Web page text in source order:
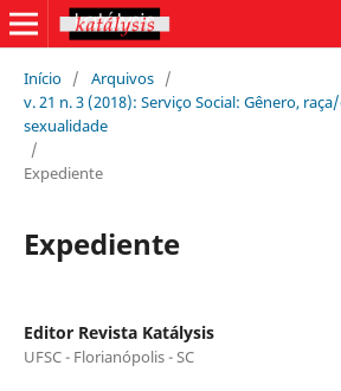
Início / Arquivos /
v. 21 n. 3 (2018): Serviço Social: Gênero,
sexualidade
/
Expediente
Expediente
Editor Revista Katálysis
UFSC - Florianópolis - SC